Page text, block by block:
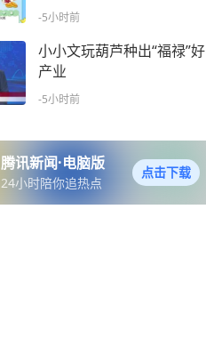
-5小时前
小小文玩葫芦种出“福禄”好
产业
-5小时前
腾讯新闻·电脑版
24小时陪你追热点
点击下载